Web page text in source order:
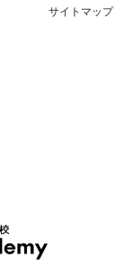
サイトマップ